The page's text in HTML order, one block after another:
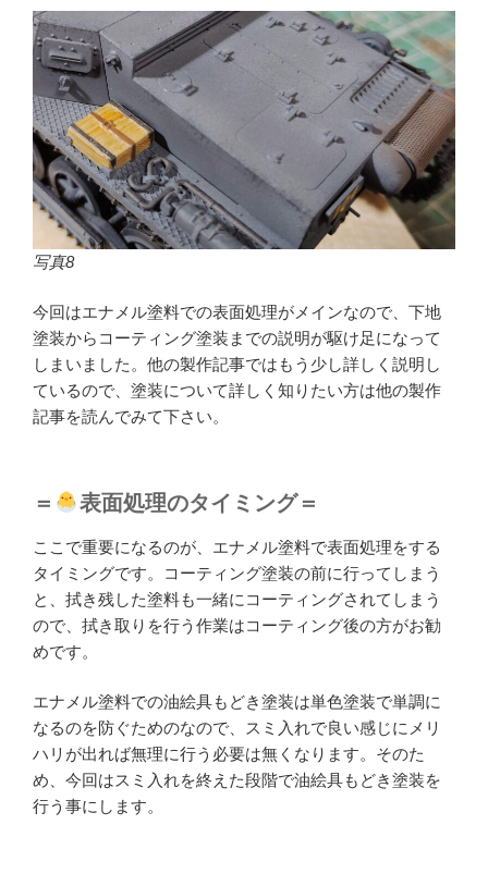
写真8
今回はエナメル塗料での表面処理がメインなので、下地
塗装からコーティング塗装までの説明が駆け足になって
しまいました。他の製作記事ではもう少し詳しく説明し
ているので、塗装について詳しく知りたい方は他の製作
記事を読んでみて下さい。
＝ 表面処理のタイミング＝
ここで重要になるのが、エナメル塗料で表面処理をする
タイミングです。コーティング塗装の前に行ってしまう
と、拭き残した塗料も一緒にコーティングされてしまう
ので、拭き取りを行う作業はコーティング後の方がお勧
めです。
エナメル塗料での油絵具もどき塗装は単色塗装で単調に
なるのを防ぐためのなので、スミ入れで良い感じにメリ
ハリが出れば無理に行う必要は無くなります。そのた
め、今回はスミ入れを終えた段階で油絵具もどき塗装を
行う事にします。